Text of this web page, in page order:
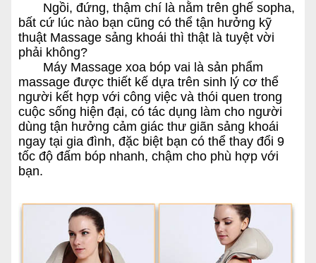
Ngồi, đứng, thậm chí là nằm trên ghế sopha,
bất cứ lúc nào bạn cũng có thể tận hưởng kỹ
thuật Massage sảng khoái thì thật là tuyệt vời
phải không?
Máy Massage xoa bóp vai là sản phẩm
massage được thiết kế dựa trên sinh lý cơ thể
người kết hợp với công việc và thói quen trong
cuộc sống hiện đại, có tác dụng làm cho người
dùng tận hưởng cảm giác thư giãn sảng khoái
ngay tại gia đình, đặc biệt bạn có thể thay đổi 9
tốc độ đấm bóp nhanh, chậm cho phù hợp với
bạn.